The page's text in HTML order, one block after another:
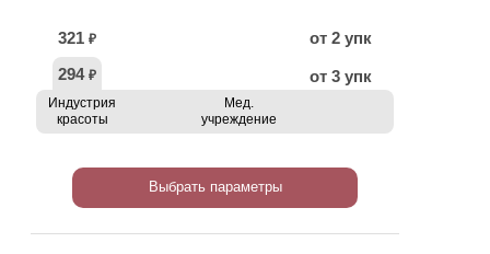
321 ₽
от 2 упк
294 ₽ от 3 упк
Индустрия
красоты
Мед.
учреждение
Выбрать параметры